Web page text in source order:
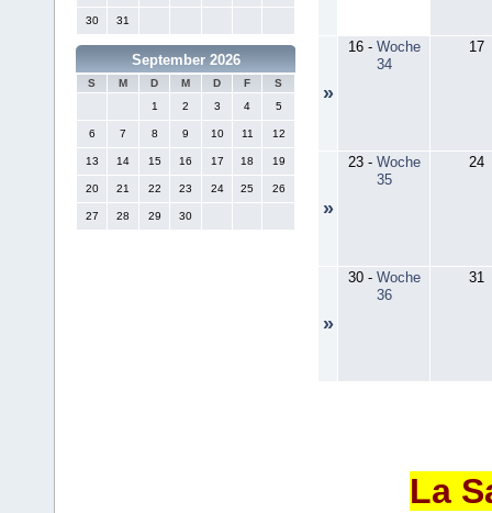
30 31
September 2026
S M D M D F
S
1
2 3 4 5
6 7 8 9 10 11 12
13 14 15 16 17 18 19
20 21 22 23 24 25 26
27 28 29 30
»
16- Woche
34
17
»
23- Woche
35
24
»
30- Woche
36
31
La